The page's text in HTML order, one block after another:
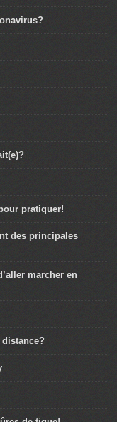
pratiquer!
des principales
marcher en